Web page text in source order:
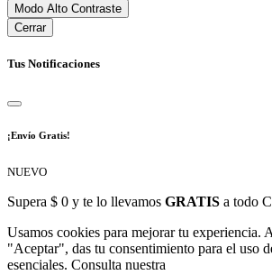
Modo Alto Contraste
Cerrar
Tus Notificaciones
¡Envío Gratis!
NUEVO
Supera $ 0 y te lo llevamos GRATIS a todo
Usamos cookies para mejorar tu experiencia.
"Aceptar", das tu consentimiento para el uso
esenciales. Consulta nuestra